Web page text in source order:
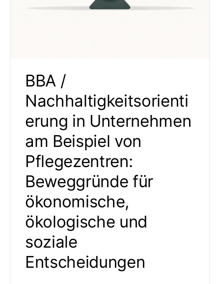
BBA /
Nachhaltigkeitsorienti
erung in Unternehmen
am Beispiel von
Pflegezentren:
Beweggründe für
ökonomische,
ökologische und
soziale
Entscheidungen